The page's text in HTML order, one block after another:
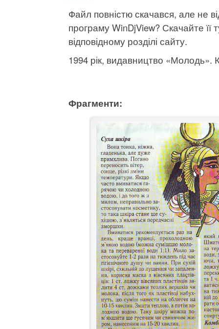
Файл повністю скачався, але не
програму WinDjView? Скачайте її
відповідному розділі сайту.
1994 рік, видавництво «Молодь».
Фрагменти: